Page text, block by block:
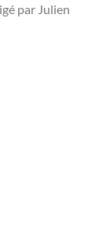
par Julien